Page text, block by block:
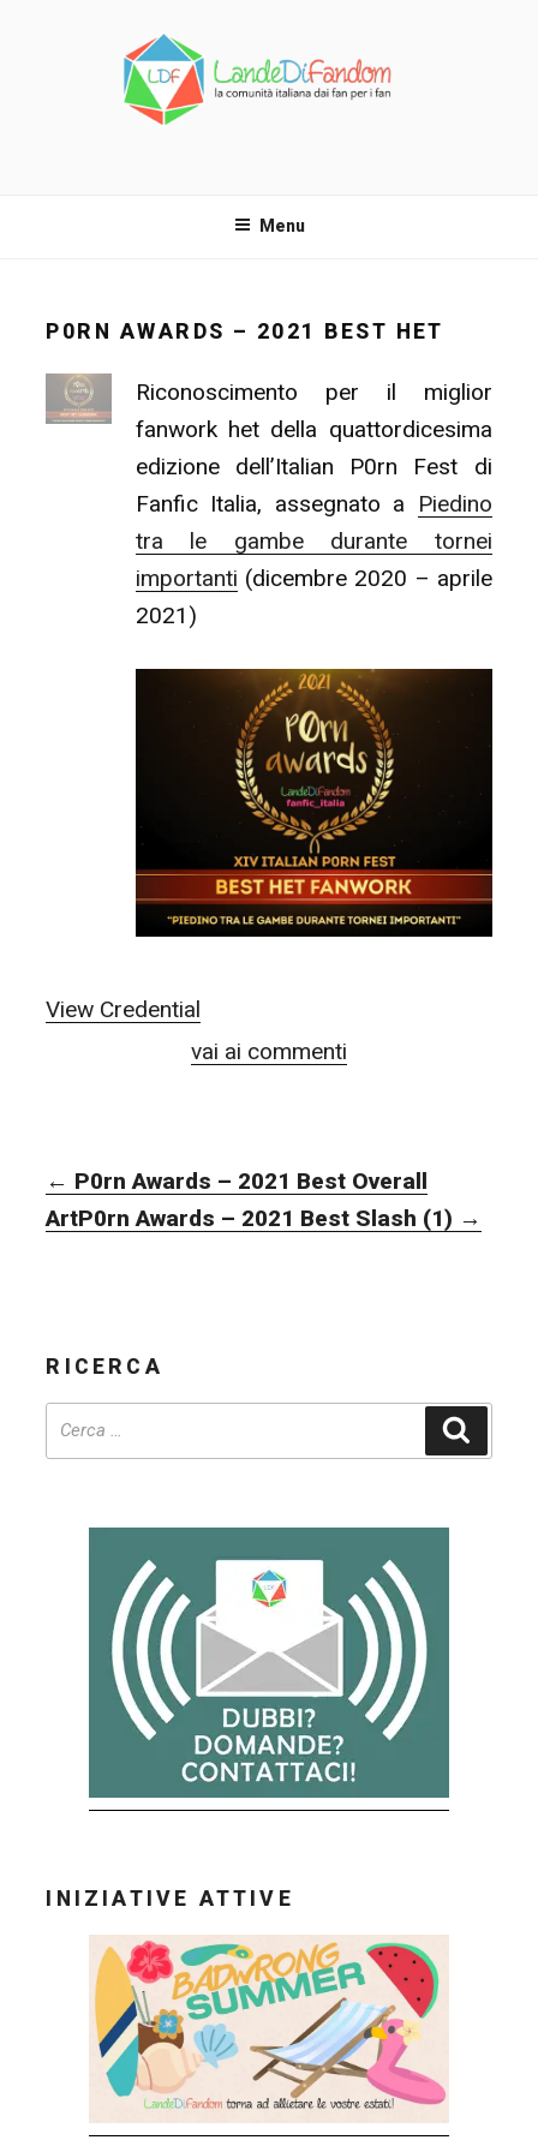
Menu
P0RN AWARDS – 2021 BEST HET
Riconoscimento per il miglior
fanwork het della quattordicesima
edizione dell’Italian P0rn Fest di
Fanfic Italia, assegnato a
Piedino
tra le gambe durante tornei
importanti (dicembre 2020 – aprile
2021)
View Credential
vai ai commenti
ARTICOLI
← P0rn Awards – 2021 Best Overall
ArtP0rn Awards – 2021 Best Slash (1) →
RICERCA
INIZIATIVE ATTIVE